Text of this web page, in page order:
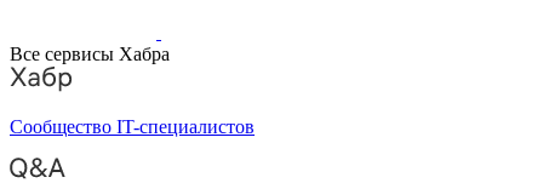
Все сервисы Хабра
Сообщество IT-специалистов